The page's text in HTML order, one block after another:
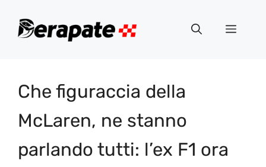
Menu
Che figuraccia della
McLaren, ne stanno
parlando tutti: l’ex F1 ora